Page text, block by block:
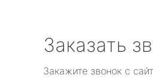
Заказать
Закажите звонок с